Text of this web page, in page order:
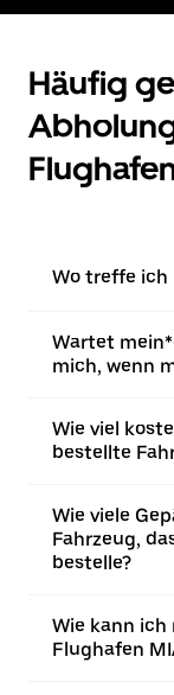
Häufig
Wo treffe ich
Wartet
mich, wenn
Wie viel
bestellte
Wie viele
Fahrzeug,
bestelle?
Wie kann ich
Flughafen